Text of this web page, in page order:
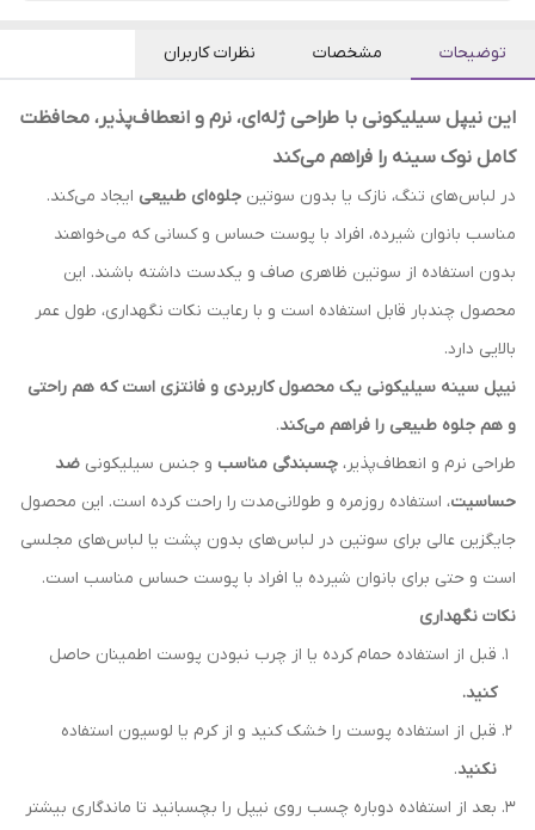
توضیحات مشخصات نظرات کاربران
این نیپل سیلیکونی با طراحی ژله‌ای، نرم و انعطاف‌پذیر، محافظت
کامل نوک سینه را فراهم می‌کند
در لباس‌های تنگ، نازک یا بدون سوتین جلوه‌ای طبیعی ایجاد می‌کند.
مناسب بانوان شیرده، افراد با پوست حساس و کسانی که می‌خواهند
بدون استفاده از سوتین ظاهری صاف و یکدست داشته باشند. این
محصول چندبار قابل استفاده است و با رعایت نکات نگهداری، طول عمر
بالایی دارد.
نیپل سینه سیلیکونی یک محصول کاربردی و فانتزی است که هم راحتی
و هم جلوه طبیعی را فراهم می‌کند.
طراحی نرم و انعطاف‌پذیر، چسبندگی مناسب و جنس سیلیکونی ضد
حساسیت، استفاده روزمره و طولانی‌مدت را راحت کرده است. این محصول
جایگزین عالی برای سوتین در لباس‌های بدون پشت یا لباس‌های مجلسی
است و حتی برای بانوان شیرده یا افراد با پوست حساس مناسب است.
نکات نگهداری
قبل از استفاده حمام کرده یا از چرب نبودن پوست اطمینان حاصل
کنید.
قبل از استفاده پوست را خشک کنید و از کرم یا لوسیون استفاده
نکنید.
بعد از استفاده دوباره چسب روی نیپل را بچسبانید تا ماندگاری بیشتر